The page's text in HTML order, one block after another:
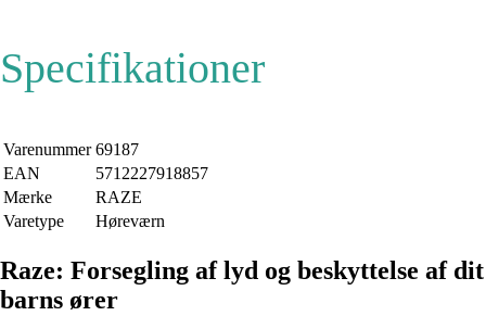
Specifikationer
Varenummer 69187
EAN
5712227918857
Mærke
RAZE
Varetype
Høreværn
Raze: Forsegling af lyd og beskyttelse af dit
barns ører